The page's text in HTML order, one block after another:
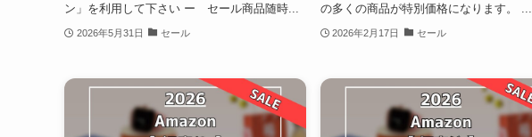
ン」を利用して下さい ー セール商品随時...
2026年5月31日 セール
の多くの商品が特別価格になります。 ...
2026年2月17日 セール